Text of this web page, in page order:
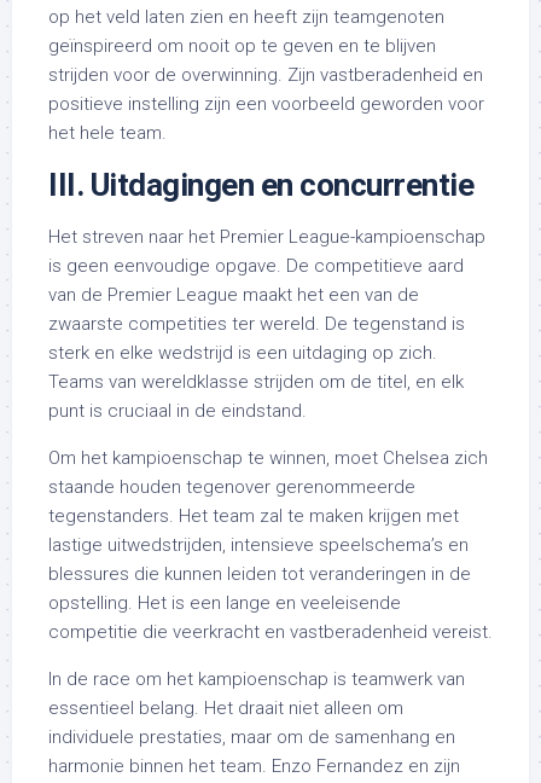
op het veld laten zien en heeft zijn teamgenoten
geïnspireerd om nooit op te geven en te blijven
strijden voor de overwinning. Zijn vastberadenheid en
positieve instelling zijn een voorbeeld geworden voor
het hele team.
III. Uitdagingen en concurrentie
Het streven naar het Premier League-kampioenschap
is geen eenvoudige opgave. De competitieve aard
van de Premier League maakt het een van de
zwaarste competities ter wereld. De tegenstand is
sterk en elke wedstrijd is een uitdaging op zich.
Teams van wereldklasse strijden om de titel, en elk
punt is cruciaal in de eindstand.
Om het kampioenschap te winnen, moet Chelsea zich
staande houden tegenover gerenommeerde
tegenstanders. Het team zal te maken krijgen met
lastige uitwedstrijden, intensieve speelschema’s en
blessures die kunnen leiden tot veranderingen in de
opstelling. Het is een lange en veeleisende
competitie die veerkracht en vastberadenheid vereist.
In de race om het kampioenschap is teamwerk van
essentieel belang. Het draait niet alleen om
individuele prestaties, maar om de samenhang en
harmonie binnen het team. Enzo Fernandez en zijn